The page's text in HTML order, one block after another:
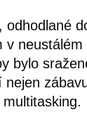
odhodlané
v
bylo